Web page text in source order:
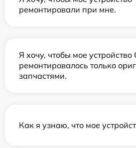
ремонтировали при мне.
Я хочу, чтобы мое устройство
ремонтировалось только
запчастями.
Как я узнаю, что мое